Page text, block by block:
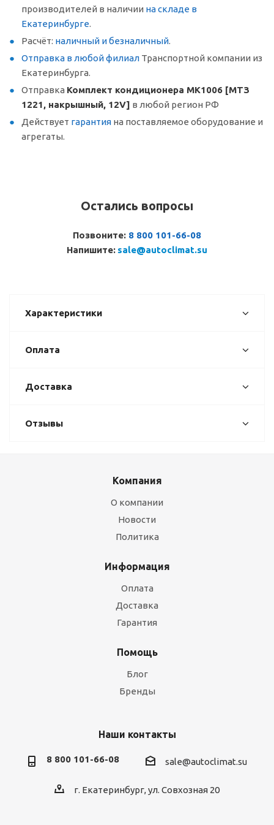
производителей в наличии на складе в
Екатеринбурге.
Расчёт: наличный и безналичный.
Отправка в любой филиал Транспортной компании из
Екатеринбурга.
Отправка Комплект кондиционера МК1006 [МТЗ
1221, накрышный, 12V] в любой регион РФ
Действует гарантия на поставляемое оборудование и
агрегаты.
Остались вопросы
Позвоните: 8 800 101-66-08
Напишите: sale@autoclimat.su
Характеристики
Оплата
Доставка
Отзывы
Компания
О компании
Новости
Политика
Информация
Оплата
Доставка
Гарантия
Помощь
Блог
Бренды
Наши контакты
8 800 101-66-08 sale@autoclimat.su
г. Екатеринбург, ул. Совхозная 20